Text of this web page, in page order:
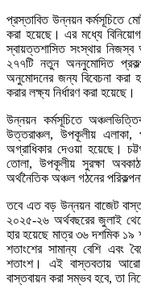
প্রস্তাবিত উন্নয়ন কর্মসূচিতে
করা হয়েছে। এর মধ্যে
স্বায়ত্তশাসিত সংস্থার নিজস্ব
২৭৭টি নতুন অননুমোদিত
অনুমোদনের জন্য বিবেচনা করা
করার লক্ষ্য নির্ধারণ করা হয়েছে।
উন্নয়ন কর্মসূচিতে
উত্তরাঞ্চল, উপকূলীয় এলাকা,
অগ্রাধিকার দেওয়া হয়েছে।
তোলা, উপকূলীয় সুরক্ষা
অর্থনৈতিক অঞ্চল গঠনের
তবে এত বড় উন্নয়ন বাজেট
২০২৫-২৬ অর্থবছরের জুলাই
হার হয়েছে মাত্র ৩৬ দশমিক ১৯
শতাংশের সামান্য বেশি এবং
শতাংশ। এই বাস্তবতায় আরো
বাস্তবায়ন করা সম্ভব হবে, তা